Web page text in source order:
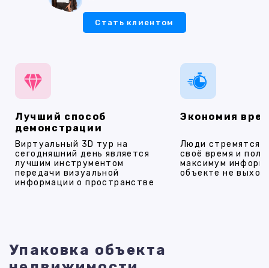
Стать клиентом
Лучший способ
демонстрации
Виртуальный 3D тур на
сегодняшний день является
лучшим инструментом
передачи визуальной
информации о пространстве
Экономия
Люди стремятся
своё время и
максимум
объекте не
Упаковка объекта